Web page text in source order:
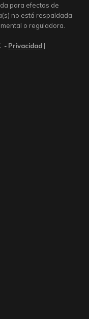
para efectos de
no está respaldada
o reguladora.
- Privacidad |